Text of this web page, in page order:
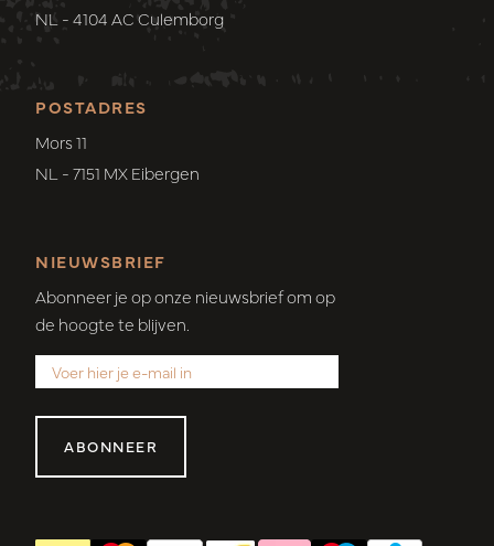
POSTADRES
Mors 11
NL - 7151 MX Eibergen
NL - 4104 AC Culemborg
NIEUWSBRIEF
Abonneer je op onze nieuwsbrief om op
de hoogte te blijven.
ABONNEER